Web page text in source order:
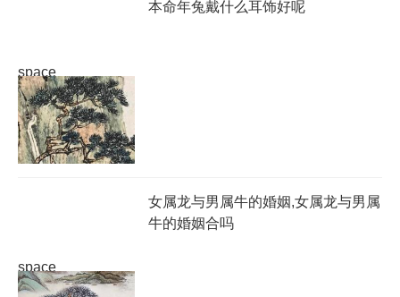
space
本命年兔戴什么耳饰好呢
space
女属龙与男属牛的婚姻,女属龙与男属
牛的婚姻合吗